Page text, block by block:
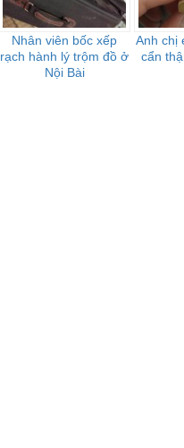
Nhân viên bốc xếp
rạch hành lý trộm đồ ở
Nội Bài
Anh chị
cẩn